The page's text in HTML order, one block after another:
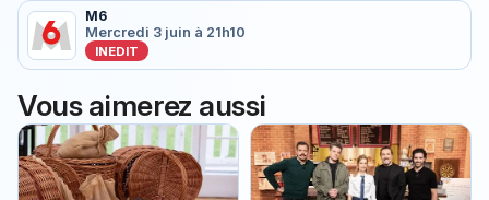
M6
Mercredi 3 juin à 21h10
INEDIT
Vous aimerez aussi